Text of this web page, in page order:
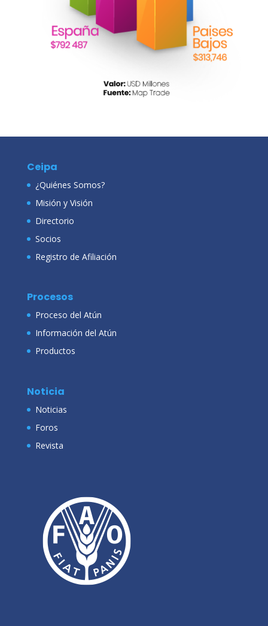
Ceipa
¿Quiénes Somos?
Misión y Visión
Directorio
Socios
Registro de Afiliación
Procesos
Proceso del Atún
Información del Atún
Productos
Noticia
Noticias
Foros
Revista